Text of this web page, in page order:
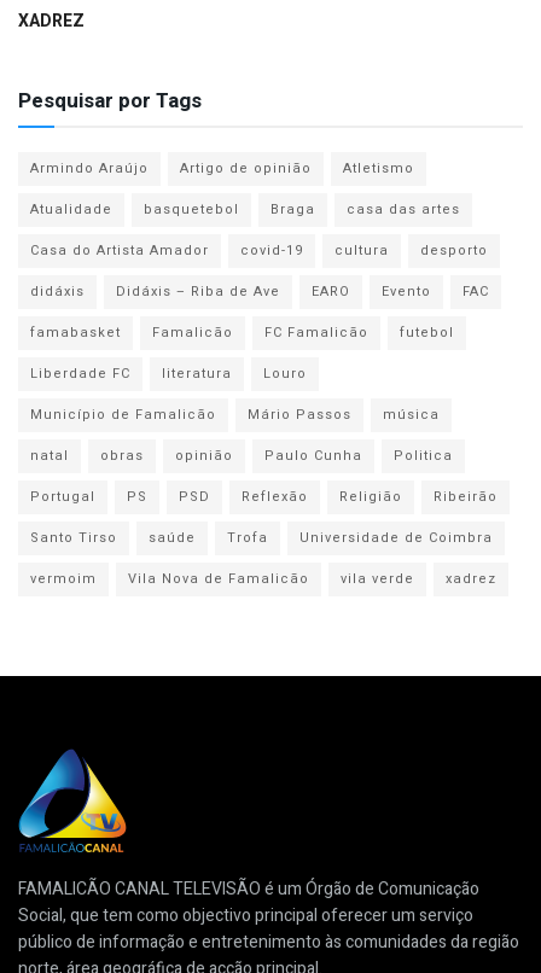
XADREZ
Pesquisar por Tags
Armindo Araújo Artigo de opinião
Atletismo
Atualidade
basquetebol Braga
casa das artes
Casa do Artista Amador
covid-19 cultura
desporto
didáxis
Didáxis – Riba de Ave EARO Evento
FAC
famabasket
Famalicão FC Famalicão
futebol
Liberdade FC
literatura
Louro
Município de Famalicão
Mário Passos
música
natal
obras opinião Paulo Cunha
Politica
Portugal
PS PSD Reflexão Religião
Ribeirão
Santo Tirso
saúde Trofa
Universidade de Coimbra
vermoim
Vila Nova de Famalicão vila verde xadrez
FAMALICÃO CANAL TELEVISÃO é um Órgão de Comunicação
Social, que tem como objectivo principal oferecer um serviço
público de informação e entretenimento às comunidades da região